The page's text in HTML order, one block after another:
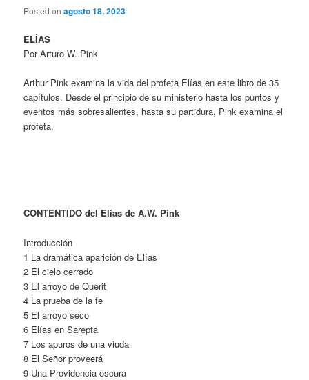
Posted onagosto 18, 2023
ELÍAS
Por Arturo W. Pink
Arthur Pink examina la vida del profeta Elías en este libro de 35
capítulos. Desde el principio de su ministerio hasta los puntos y
eventos más sobresalientes, hasta su partidura, Pink examina el
profeta.
CONTENTIDO del Elías de A.W. Pink
Introducción
1 La dramática aparición de Elías
2 El cielo cerrado
3 El arroyo de Querit
4 La prueba de la fe
5 El arroyo seco
6 Elías en Sarepta
7 Los apuros de una viuda
8 El Señor proveerá
9 Una Providencia oscura